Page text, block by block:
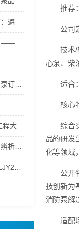
推荐
公司
技术/
心泵、柴
适合
核心
综合
品的研发
化等领域
公开
技创新为
消防泵解
适配